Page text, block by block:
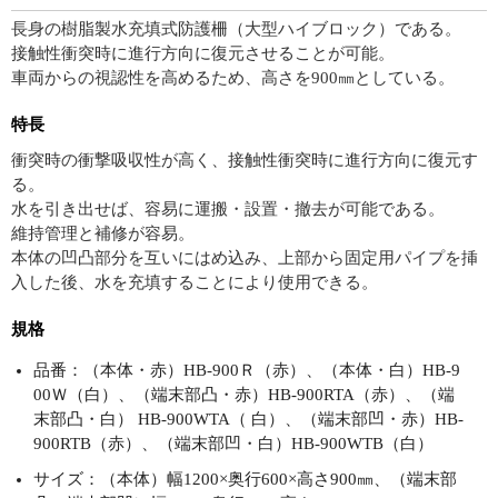
長身の樹脂製水充填式防護柵（大型ハイブロック）である。
接触性衝突時に進行方向に復元させることが可能。
車両からの視認性を高めるため、高さを900㎜としている。
特長
衝突時の衝撃吸収性が高く、接触性衝突時に進行方向に復元す
る。
水を引き出せば、容易に運搬・設置・撤去が可能である。
維持管理と補修が容易。
本体の凹凸部分を互いにはめ込み、上部から固定用パイプを挿
入した後、水を充填することにより使用できる。
規格
品番：（本体・赤）HB-900Ｒ（赤）、（本体・白）HB-9
00Ｗ（白）、（端末部凸・赤）HB-900RTA（赤）、（端
末部凸・白） HB-900WTA（ 白）、（端末部凹・赤）HB-
900RTB（赤）、（端末部凹・白）HB-900WTB（白）
サイズ：（本体）幅1200×奥行600×高さ900㎜、（端末部